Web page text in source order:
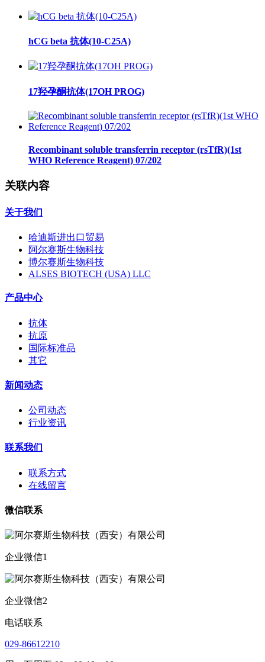
hCG beta 抗体(10-C25A)
17羟孕酮抗体(17OH PROG)
Recombinant soluble transferrin receptor (rsTfR)(1st
WHO Reference Reagent) 07/202
关联内容
关于我们
哈迪斯进出口贸易
阿尔赛斯生物科技
博尔赛斯生物科技
ALSES BIOTECH (USA) LLC
产品中心
抗体
抗原
国际标准品
其它
新闻动态
公司动态
行业资讯
联系我们
联系方式
在线留言
微信联系
企业微信1
企业微信2
电话联系
029-86612210